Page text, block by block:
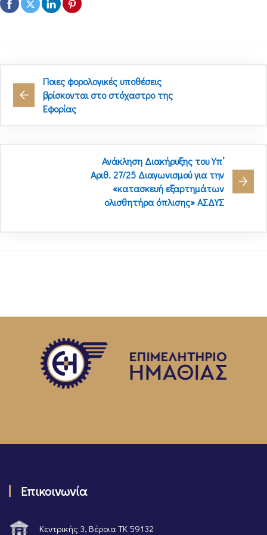
Ποιες φορολογικές υποθέσεις
βρίσκονται στο στόχαστρο της
Εφορίας
Ανάκληση Διακήρυξης του Υπ’
Αριθ. 27/25 Διαγωνισμού για την
«κατασκευή εξαρτημάτων
ολισθητήρα όπλισης» ΑΣΔΥΣ
Επικοινωνία
Κεντρικής 3, Βέροια ΤΚ 59132